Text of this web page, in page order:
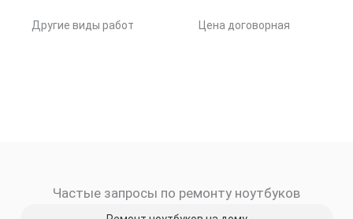
Другие виды работ Цена договорная
Частые запросы по ремонту ноутбуков